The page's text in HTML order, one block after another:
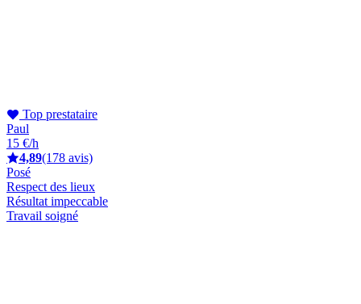
Top prestataire
Paul
15 €/h
4,89(178 avis)
Posé
Respect des lieux
Résultat impeccable
Travail soigné